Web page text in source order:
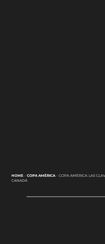
HOME- COPA AMÉRICA- COPA AMÉRICA: LAS
CANADÁ